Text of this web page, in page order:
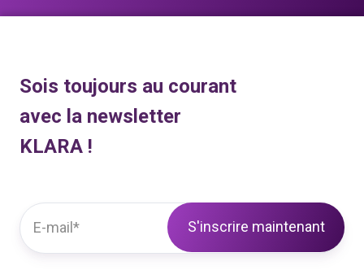
Sois toujours au courant
avec la newsletter
KLARA !